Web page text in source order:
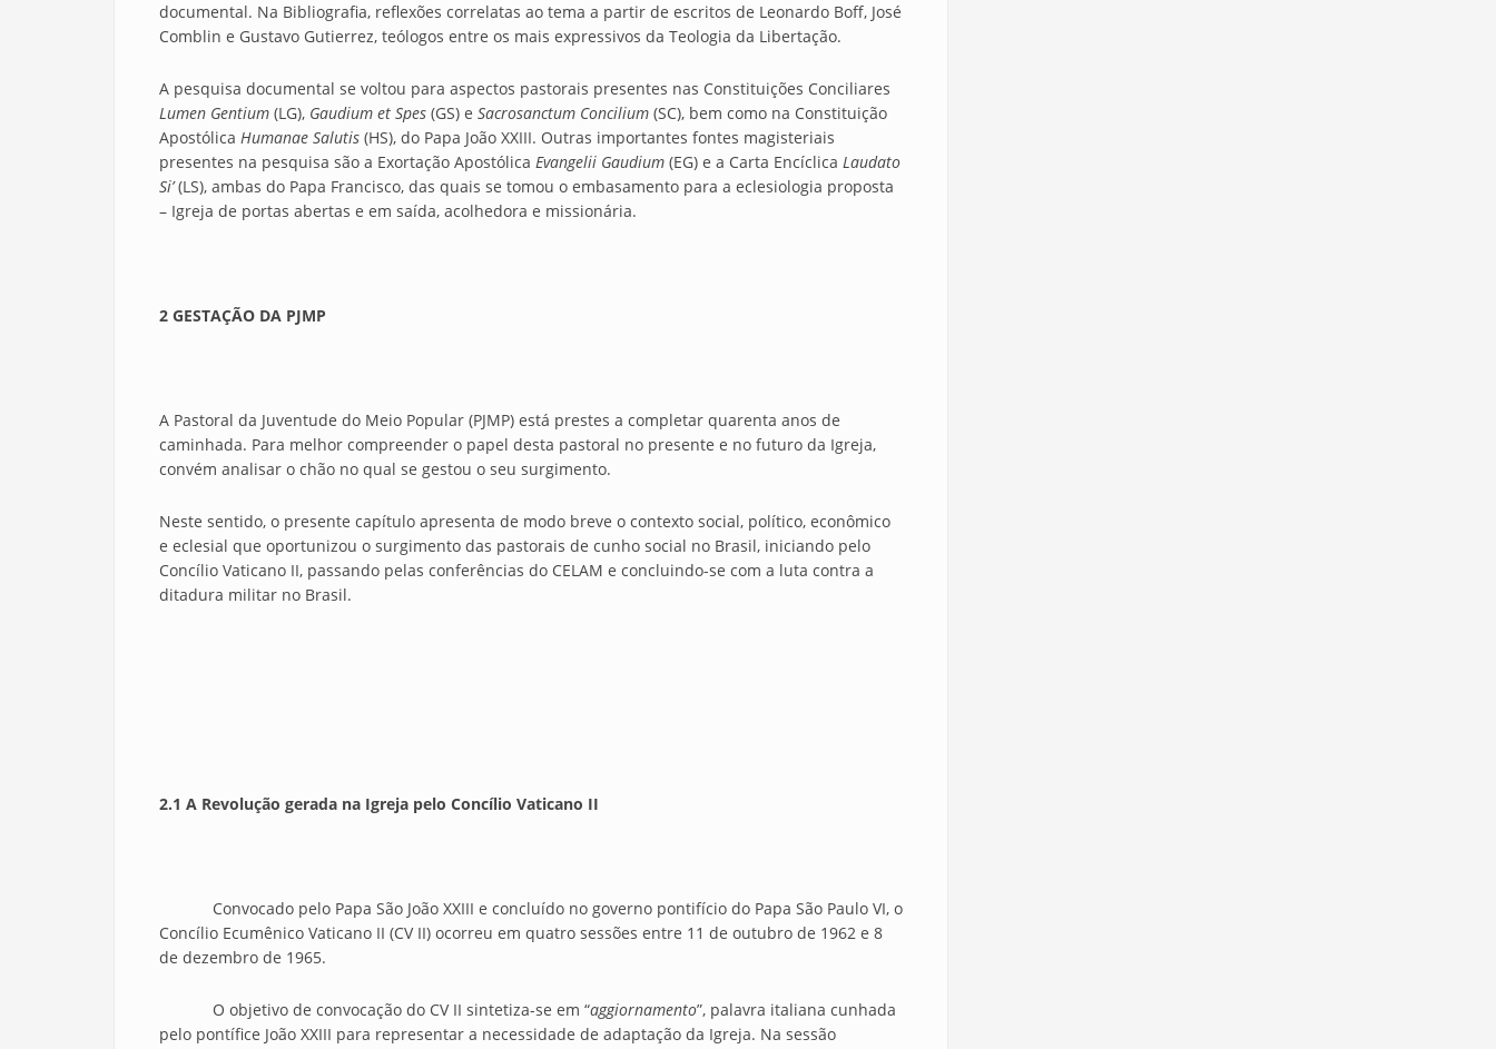
documental. Na Bibliografia, reflexões correlatas ao tema a partir de escritos de Leonardo Boff, José
Comblin e Gustavo Gutierrez, teólogos entre os mais expressivos da Teologia da Libertação.
A pesquisa documental se voltou para aspectos pastorais presentes nas Constituições Conciliares
Lumen Gentium (LG), Gaudium et Spes (GS) e Sacrosanctum Concilium (SC), bem como na Constituição
Apostólica Humanae Salutis (HS), do Papa João XXIII. Outras importantes fontes magisteriais
presentes na pesquisa são a Exortação Apostólica Evangelii Gaudium (EG) e a Carta Encíclica Laudato
Si’(LS), ambas do Papa Francisco, das quais se tomou o embasamento para a eclesiologia proposta
– Igreja de portas abertas e em saída, acolhedora e missionária.
2 GESTAÇÃO DA PJMP
A Pastoral da Juventude do Meio Popular (PJMP) está prestes a completar quarenta anos de
caminhada. Para melhor compreender o papel desta pastoral no presente e no futuro da Igreja,
convém analisar o chão no qual se gestou o seu surgimento.
Neste sentido, o presente capítulo apresenta de modo breve o contexto social, político, econômico
e eclesial que oportunizou o surgimento das pastorais de cunho social no Brasil, iniciando pelo
Concílio Vaticano II, passando pelas conferências do CELAM e concluindo-se com a luta contra a
ditadura militar no Brasil.
2.1 A Revolução gerada na Igreja pelo Concílio Vaticano II
Convocado pelo Papa São João XXIII e concluído no governo pontifício do Papa São Paulo VI, o
Concílio Ecumênico Vaticano II (CV II) ocorreu em quatro sessões entre 11 de outubro de 1962 e 8
de dezembro de 1965.
O objetivo de convocação do CV II sintetiza-se em “aggiornamento”, palavra italiana cunhada
pelo pontífice João XXIII para representar a necessidade de adaptação da Igreja. Na sessão